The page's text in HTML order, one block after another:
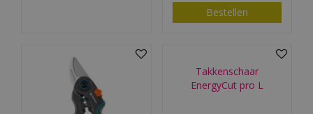
Bestellen
Takkenschaar
EnergyCut pro L